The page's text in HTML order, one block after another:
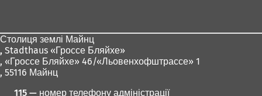
Столиця землі Майнц
, Stadthaus «Гроссе Бляйхе»
, «Гроссе Бляйхе» 46/«Льовенхофштрассе» 1
, 55116 Майнц
115 — номер телефону адміністрації